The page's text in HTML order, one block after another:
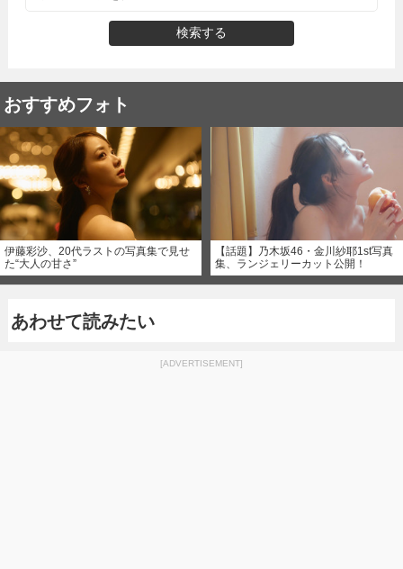
検索する
おすすめフォト
伊藤彩沙、20代ラストの写真集で見せ
た“大人の甘さ”
【話題】乃木坂46・金川紗耶1st写真
集、ランジェリーカット公開！
あわせて読みたい
[ADVERTISEMENT]